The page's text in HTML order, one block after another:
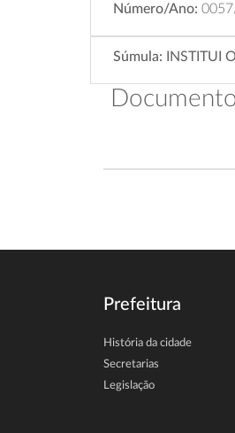
Número/Ano:
Súmula: INSTITUI
Prefeitura
História da cidade
Secretarias
Legislação